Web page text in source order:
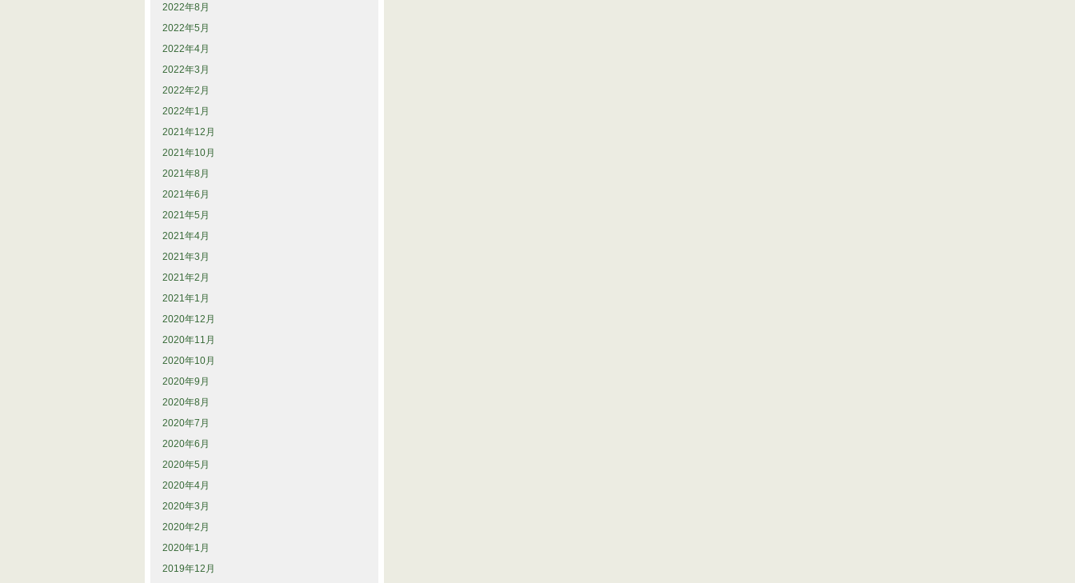
2022年8月
2022年5月
2022年4月
2022年3月
2022年2月
2022年1月
2021年12月
2021年10月
2021年8月
2021年6月
2021年5月
2021年4月
2021年3月
2021年2月
2021年1月
2020年12月
2020年11月
2020年10月
2020年9月
2020年8月
2020年7月
2020年6月
2020年5月
2020年4月
2020年3月
2020年2月
2020年1月
2019年12月